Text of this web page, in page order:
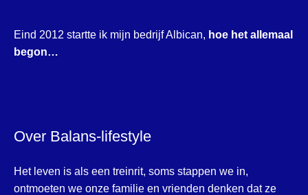
Eind 2012 startte ik mijn bedrijf Albican, hoe het allemaal
begon…
Over Balans-lifestyle
Het leven is als een treinrit, soms stappen we in,
ontmoeten we onze familie en vrienden denken dat ze